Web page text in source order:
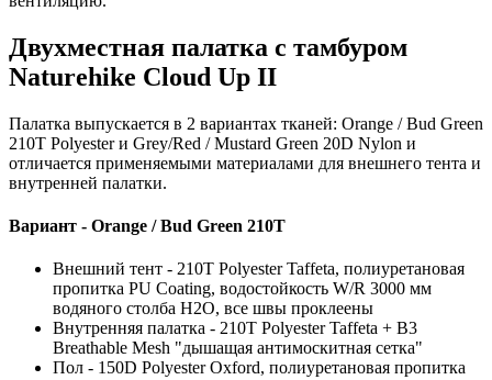
Двухместная палатка с тамбуром
Naturehike Cloud Up II
Палатка выпускается в 2 вариантах тканей: Orange / Bud Green
210T Polyester и Grey/Red / Mustard Green 20D Nylon и
отличается применяемыми материалами для внешнего тента и
внутренней палатки.
Вариант - Orange / Bud Green 210T
Внешний тент - 210T Polyester Taffeta, полиуретановая
пропитка PU Coating, водостойкость W/R 3000 мм
водяного столба H2O, все швы проклеены
Внутренняя палатка - 210T Polyester Taffeta + B3
Breathable Mesh "дышащая антимоскитная сетка"
Пол - 150D Polyester Oxford, полиуретановая пропитка